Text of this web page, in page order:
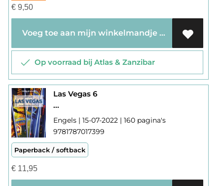
€9,50
Voeg toe aan mijn winkelmandje
Op voorraad bij Atlas & Zanzibar
Las Vegas 6
...
Engels | 15-07-2022 | 160 pagina's
9781787017399
Paperback / softback
€11,95